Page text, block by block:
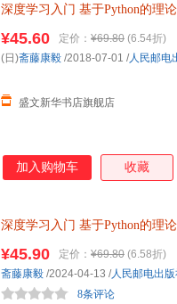
深度学习入门 基于Python的理
¥45.60 定价： ¥69.80 (6.54折)
盛文新华书店旗舰店
(日)斋藤康毅 /2018-07-01 /人民邮电
加入购物车 收藏
深度学习入门 基于Python的理
¥45.90 定价： ¥69.80 (6.58折)
8条评论
斋藤康毅 /2024-04-13 /人民邮电出